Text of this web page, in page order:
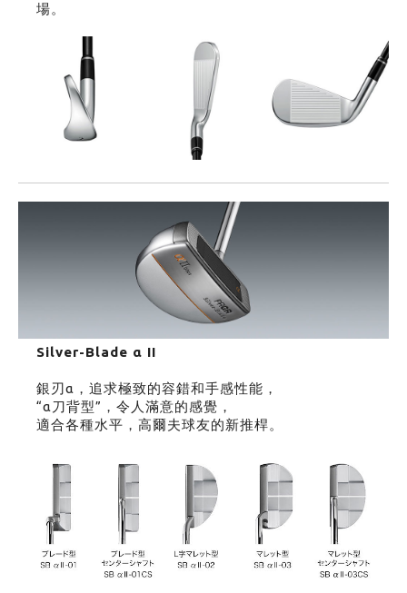
場。
Silver-Blade α II
銀刃α，追求極致的容錯和手感性能，
“α刀背型”，令人滿意的感覺，
適合各種水平，高爾夫球友的新推桿。